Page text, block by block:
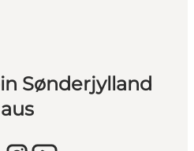
Sønderjylland
aus